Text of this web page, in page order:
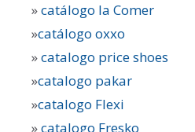
»catálogo la Comer
»catálogo oxxo
»catalogo price shoes
»catalogo pakar
»catalogo Flexi
»catalogo Fresko